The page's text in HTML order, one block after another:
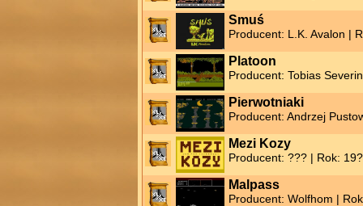
Smuś
Producent: L.K. Avalon |
Platoon
Producent: Tobias
Pierwotniaki
Producent: Andrzej
Mezi Kozy
Producent: ??? | Rok:
Malpass
Producent: Wolfhom |